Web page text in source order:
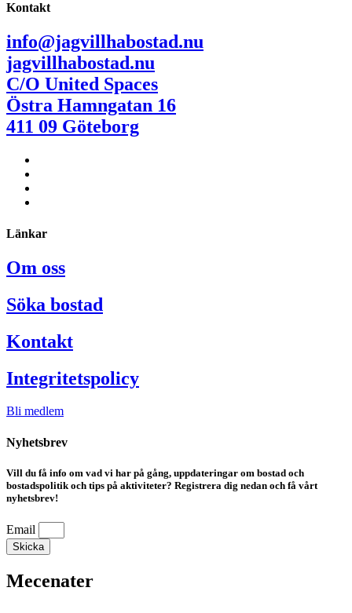
Kontakt
info@jagvillhabostad.nu
jagvillhabostad.nu
C/O United Spaces
Östra Hamngatan 16
411 09 Göteborg
Länkar
Om oss
Söka bostad
Kontakt
Integritetspolicy
Bli medlem
Nyhetsbrev
Vill du få info om vad vi har på gång, uppdateringar om bostad och
bostadspolitik och tips på aktiviteter? Registrera dig nedan och få vårt
nyhetsbrev!
Email
Skicka
Mecenater